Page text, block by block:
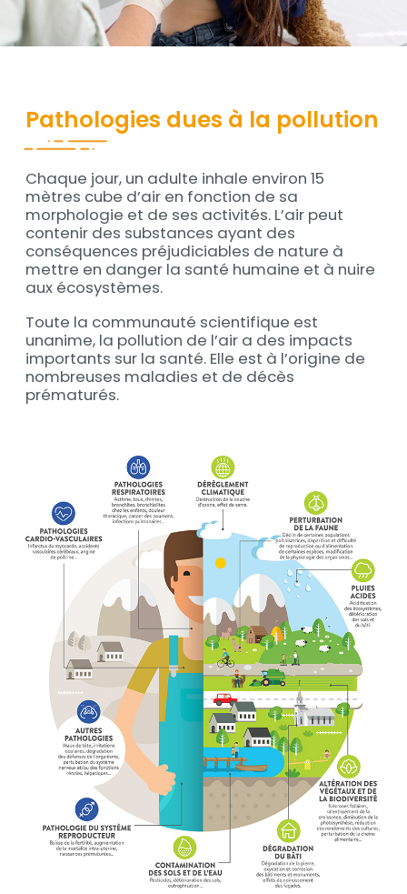
Pathologies dues à la pollution
Contenu
Chaque jour, un adulte inhale environ 15
mètres cube d’air en fonction de sa
morphologie et de ses activités. L’air peut
contenir des substances ayant des
conséquences préjudiciables de nature à
mettre en danger la santé humaine et à nuire
aux écosystèmes.
Toute la communauté scientifique est
unanime, la pollution de l’air a des impacts
importants sur la santé. Elle est à l’origine de
nombreuses maladies et de décès
prématurés.